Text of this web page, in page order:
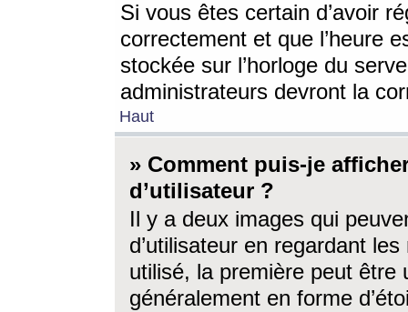
Si vous êtes certain d’avoir
correctement et que l’heure
stockée sur l’horloge du
administrateurs devront la
Haut
» Comment puis-je
d’utilisateur ?
Il y a deux images qui
d’utilisateur en regardant
utilisé, la première peut être
généralement en forme